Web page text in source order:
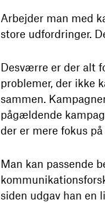
Arbejder man med
store udfordringer.
Desværre er der alt
problemer, der ikke
sammen.
pågældende
der er mere fokus
Man kan passende
siden udgav han en